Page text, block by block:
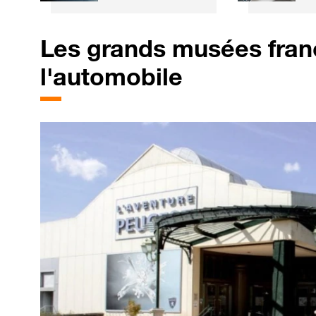
mondiales
Les grands musées
l'automobile